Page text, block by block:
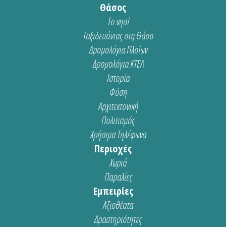
Θάσος
Το νησί
Ταξιδευόντας στη Θάσο
Δρομολόγια Πλοίων
Δρομολόγια ΚΤΕΛ
Ιστορία
Φύση
Αρχιτεκτονική
Πολιτισμός
Χρήσιμα Τηλέφωνα
Περιοχές
Χωριά
Παραλίες
Εμπειρίες
Αξιοθέατα
Δραστηριότητες